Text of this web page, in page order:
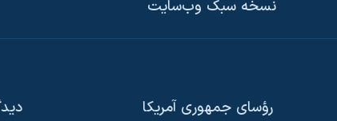
نسخه سبک وب‌سایت
رؤسای جمهوری آمریکا